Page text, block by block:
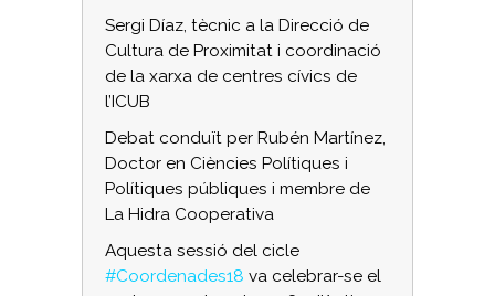
Sergi Díaz, tècnic a la Direcció de
Cultura de Proximitat i coordinació
de la xarxa de centres cívics de
l’ICUB
Debat conduït per Rubén Martínez,
Doctor en Ciències Polítiques i
Polítiques públiques i membre de
La Hidra Cooperativa
Aquesta sessió del cicle
#Coordenades18 va celebrar-se el